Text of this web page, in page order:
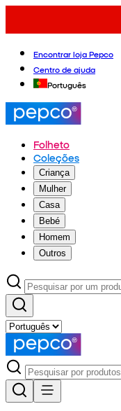
Encontrar loja Pepco
Centro de ajuda
Português
Folheto
Coleções
Criança
Mulher
Casa
Bebé
Homem
Outros